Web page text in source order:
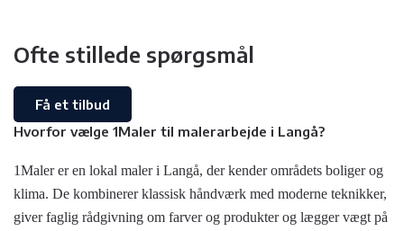
Ofte stillede spørgsmål
Få et tilbud
Hvorfor vælge 1Maler til malerarbejde i Langå?
1Maler er en lokal maler i Langå, der kender områdets boliger og
klima. De kombinerer klassisk håndværk med moderne teknikker,
giver faglig rådgivning om farver og produkter og lægger vægt på